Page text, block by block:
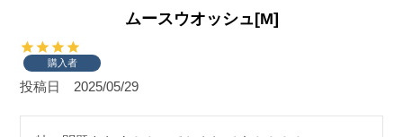
ムースウオッシュ[M]
購入者
投稿日 2025/05/29